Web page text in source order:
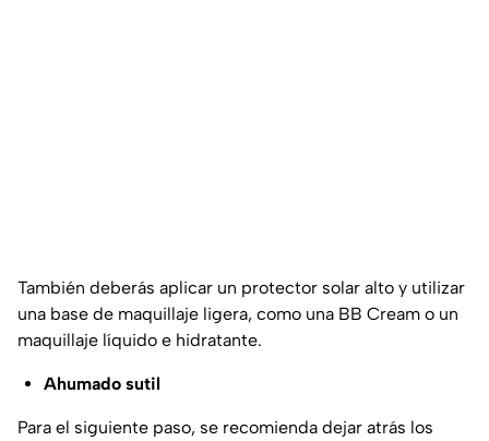
También deberás aplicar un protector solar alto y utilizar
una base de maquillaje ligera, como una BB Cream o un
maquillaje líquido e hidratante.
Ahumado sutil
Para el siguiente paso, se recomienda dejar atrás los